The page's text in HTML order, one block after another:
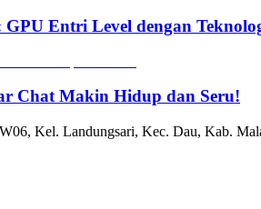
Entri Level dengan
Chat Makin Hidup dan Seru!
Kel. Landungsari, Kec. Dau, Kab.